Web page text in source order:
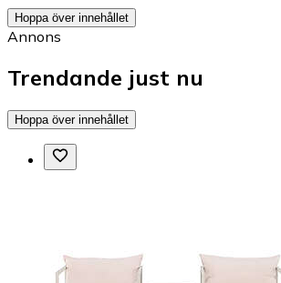
Hoppa över innehållet
Annons
Trendande just nu
Hoppa över innehållet